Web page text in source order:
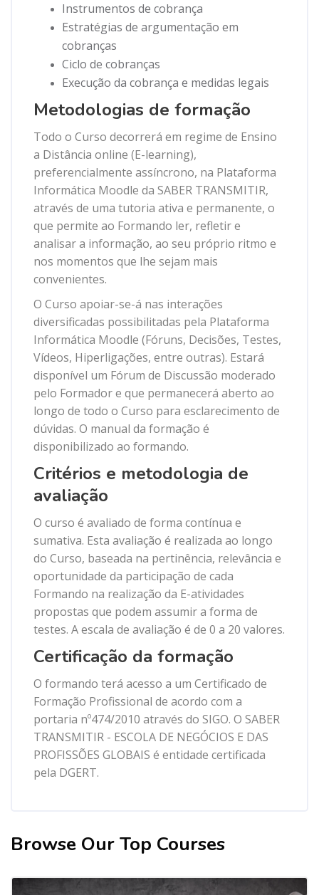
Instrumentos de cobrança
Estratégias de argumentação em
cobranças
Ciclo de cobranças
Execução da cobrança e medidas legais
Metodologias de formação
Todo o Curso decorrerá em regime de Ensino
a Distância online (E-learning),
preferencialmente assíncrono, na Plataforma
Informática Moodle da SABER TRANSMITIR,
através de uma tutoria ativa e permanente, o
que permite ao Formando ler, refletir e
analisar a informação, ao seu próprio ritmo e
nos momentos que lhe sejam mais
convenientes.
O Curso apoiar-se-á nas interações
diversificadas possibilitadas pela Plataforma
Informática Moodle (Fóruns, Decisões, Testes,
Vídeos, Hiperligações, entre outras). Estará
disponível um Fórum de Discussão moderado
pelo Formador e que permanecerá aberto ao
longo de todo o Curso para esclarecimento de
dúvidas. O manual da formação é
disponibilizado ao formando.
Critérios e metodologia de
avaliação
O curso é avaliado de forma contínua e
sumativa. Esta avaliação é realizada ao longo
do Curso, baseada na pertinência, relevância e
oportunidade da participação de cada
Formando na realização da E-atividades
propostas que podem assumir a forma de
testes. A escala de avaliação é de 0 a 20 valores.
Certificação da formação
O formando terá acesso a um Certificado de
Formação Profissional de acordo com a
portaria nº474/2010 através do SIGO. O SABER
TRANSMITIR - ESCOLA DE NEGÓCIOS E DAS
PROFISSÕES GLOBAIS é entidade certificada
pela DGERT.
Ignorar [Cocoon] Related courses
Browse Our Top Courses